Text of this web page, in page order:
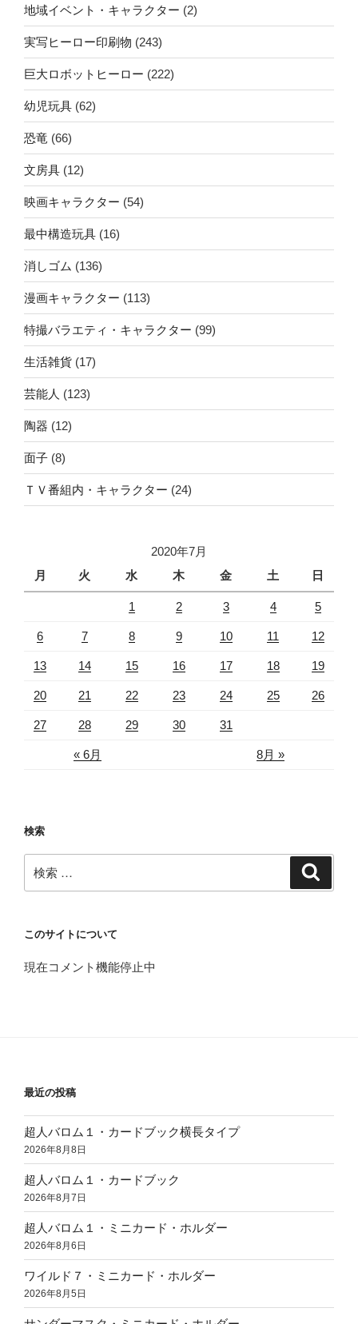
地域イベント・キャラクター (2)
実写ヒーロー印刷物 (243)
巨大ロボットヒーロー (222)
幼児玩具 (62)
恐竜 (66)
文房具 (12)
映画キャラクター (54)
最中構造玩具 (16)
消しゴム (136)
漫画キャラクター (113)
特撮バラエティ・キャラクター (99)
生活雑貨 (17)
芸能人 (123)
陶器 (12)
面子 (8)
ＴＶ番組内・キャラクター (24)
2020年7月
月
火 水 木 金 土 日
« 6月 8月 »
1 2 3 4 5
6 7 8 9 10 11 12
13 14 15 16 17 18 19
20 21 22 23 24 25 26
27 28 29 30 31
検索
検
索:
このサイトについて
現在コメント機能停止中
最近の投稿
超人バロム１・カードブック横長タイプ
2026年8月8日
超人バロム１・カードブック
2026年8月7日
超人バロム１・ミニカード・ホルダー
2026年8月6日
ワイルド７・ミニカード・ホルダー
2026年8月5日